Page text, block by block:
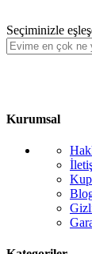
Seçiminizle
Kurumsal